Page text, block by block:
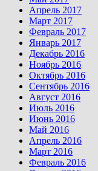
Апрель 2017
Март 2017
Февраль 2017
Январь 2017
Декабрь 2016
Ноябрь 2016
Октябрь 2016
Сентябрь 2016
Август 2016
Июль 2016
Июнь 2016
Май 2016
Апрель 2016
Март 2016
Февраль 2016